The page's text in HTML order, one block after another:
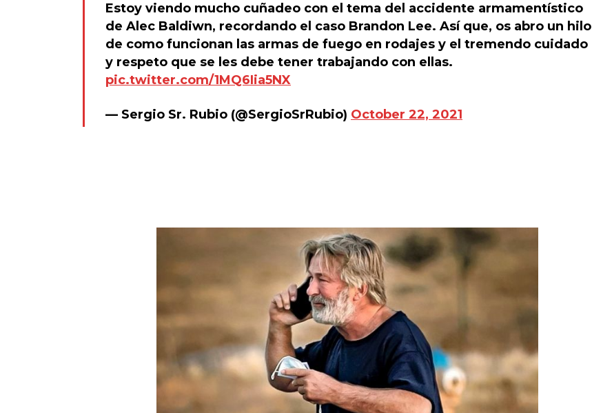
Estoy viendo mucho cuñadeo con el tema del accidente armamentístico
de Alec Baldiwn, recordando el caso Brandon Lee. Así que, os abro un hilo
de como funcionan las armas de fuego en rodajes y el tremendo cuidado
y respeto que se les debe tener trabajando con ellas.
pic.twitter.com/1MQ6Iia5NX
— Sergio Sr. Rubio (@SergioSrRubio) October 22, 2021